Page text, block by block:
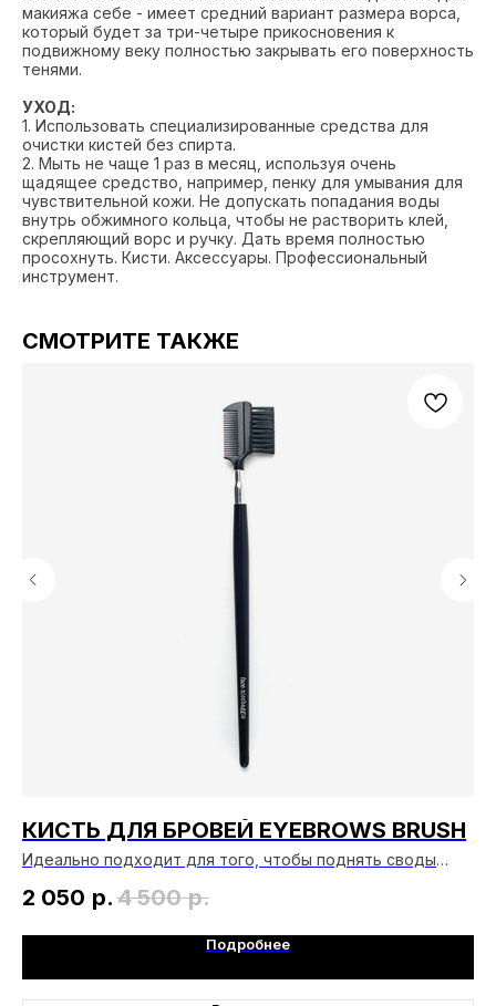
макияжа себе - имеет средний вариант размера ворса,
который будет за три-четыре прикосновения к
подвижному веку полностью закрывать его поверхность
тенями.
УХОД:
1. Использовать специализированные средства для
очистки кистей без спирта.
2. Мыть не чаще 1 раз в месяц, используя очень
щадящее средство, например, пенку для умывания для
чувствительной кожи. Не допускать попадания воды
внутрь обжимного кольца, чтобы не растворить клей,
скрепляющий ворс и ручку. Дать время полностью
просохнуть. Кисти. Аксессуары. Профессиональный
инструмент.
СМОТРИТЕ ТАКЖЕ
КИСТЬ ДЛЯ БРОВЕЙ EYEBROWS BRUSH
Идеально подходит для того, чтобы поднять своды
2 050 р. 4 500 р.
Подробнее